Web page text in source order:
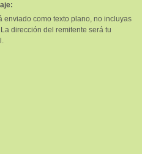
enviado como texto plano, no incluyas
dirección del remitente será tu